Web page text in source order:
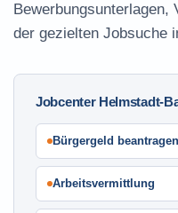
Bewerbungsunterlagen,
der gezielten Jobsuche
Jobcenter Helmstadt-
Bürgergeld beantragen
Arbeitsvermittlung